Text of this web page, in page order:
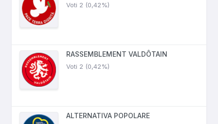
Voti 2 (0,42%)
RASSEMBLEMENT VALDÔTAIN
Voti 2 (0,42%)
ALTERNATIVA POPOLARE